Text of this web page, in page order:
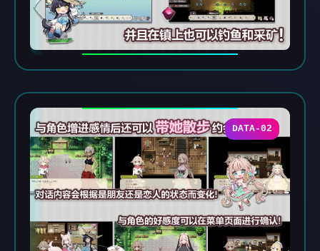
DATA-02